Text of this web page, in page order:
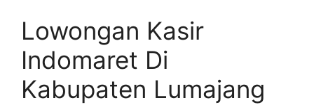
Lowongan Kasir
Indomaret Di
Kabupaten Lumajang